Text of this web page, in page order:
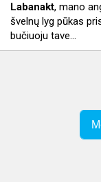
Labanakt, mano
švelnų lyg pūkas
bučiuoju tave...